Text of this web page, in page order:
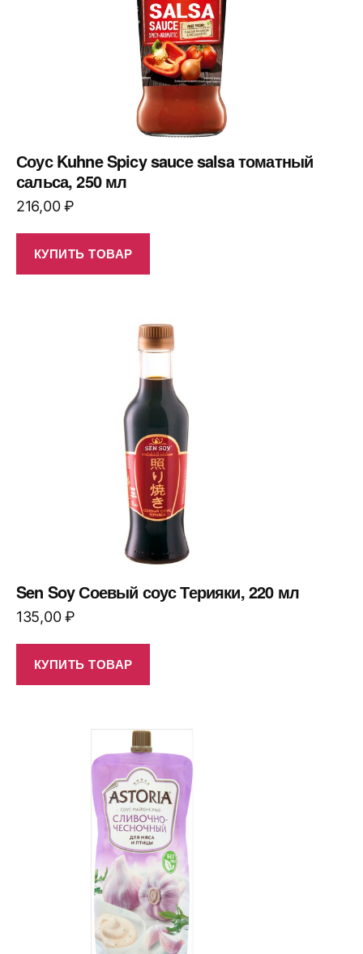
Соус Kuhne Spicy sauce salsa томатный
сальса, 250 мл
216,00₽
КУПИТЬ ТОВАР
Sen Soy Соевый соус Терияки, 220 мл
135,00₽
КУПИТЬ ТОВАР